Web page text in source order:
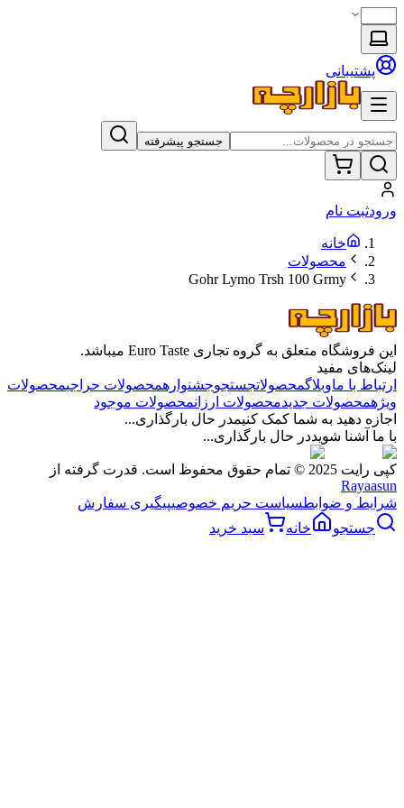
پشتیبانی
جستجو پیشرفته
ورودثبت نام
خانه
محصولات
Gohr Lymo Trsh 100 Grmy
این فروشگاه متعلق به گروه تجاری Euro Taste میباشد.
لینک‌های مفید
ارتباط با ماوبلاگمحصولاتجستجوجشنوارهمحصولات حراجیمحصولات
ویژهمحصولات جدیدمحصولات ارزانمحصولات موجود
اجازه دهید به شما کمک کنیمدر حال بارگذاری...
با ما آشنا شویددر حال بارگذاری...
کپی رایت 2025 © تمام حقوق محفوظ است. قدرت گرفته از
Rayaasun
شرایط و ضوابطسیاست حریم خصوصیپیگیری سفارش
جستجو
خانه سبد خرید